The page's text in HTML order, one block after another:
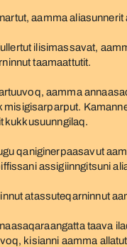
aamma
ilisimassavat,
taamaattutit.
aamma
misigisarparput.
kukkusuunngilaq.
qaniginerpaasavut
assigiinngitsuni
atassuteqarninnut
taava
kisianni aamma